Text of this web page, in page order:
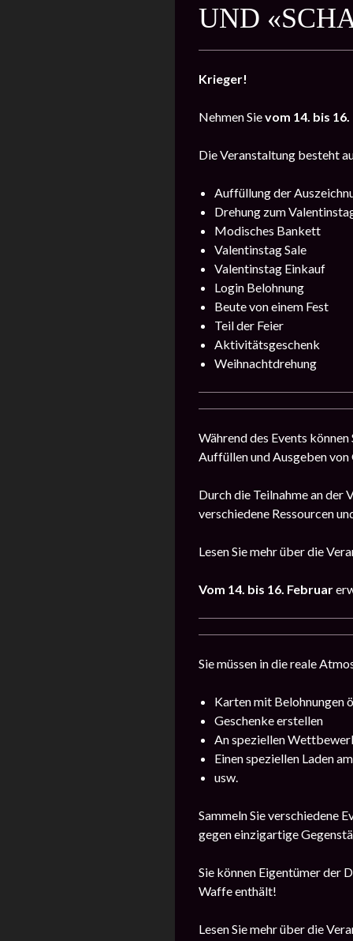
UND
Krieger!
Nehmen Sievom 14. bis
Die Veranstaltung besteht
Auffüllung der
Drehung zum
Modisches Bankett
Valentinstag Sale
Valentinstag Einkauf
Login Belohnung
Beute von einem Fest
Teil der Feier
Aktivitätsgeschenk
Weihnachtdrehung
Während des Events
Auffüllen und Ausgeben
Durch die Teilnahme an
verschiedene Ressourcen
Lesen Sie mehr über die
Vom 14. bis 16. Februar
Sie müssen in die reale
Karten mit Belohnungen
Geschenke erstellen
An speziellen
Einen speziellen Laden
usw.
Sammeln Sie verschiedene
gegen einzigartige
Sie können Eigentümer der
Waffe enthält!
Lesen Sie mehr über die